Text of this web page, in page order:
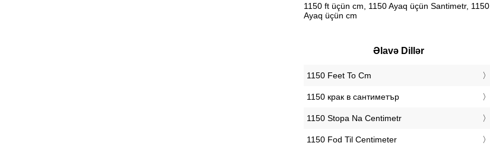
1150 ft üçün cm, 1150 Ayaq üçün Santimetr, 1150
Ayaq üçün cm
Əlavə Dillər
‎1150 Feet To Cm
‎1150 крак в сантиметър
‎1150 Stopa Na Centimetr
‎1150 Fod Til Centimeter